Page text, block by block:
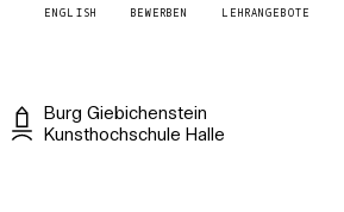
ENGLISH BEWERBEN LEHRANGEBOTE
Burg Giebichenstein
Kunsthochschule Halle